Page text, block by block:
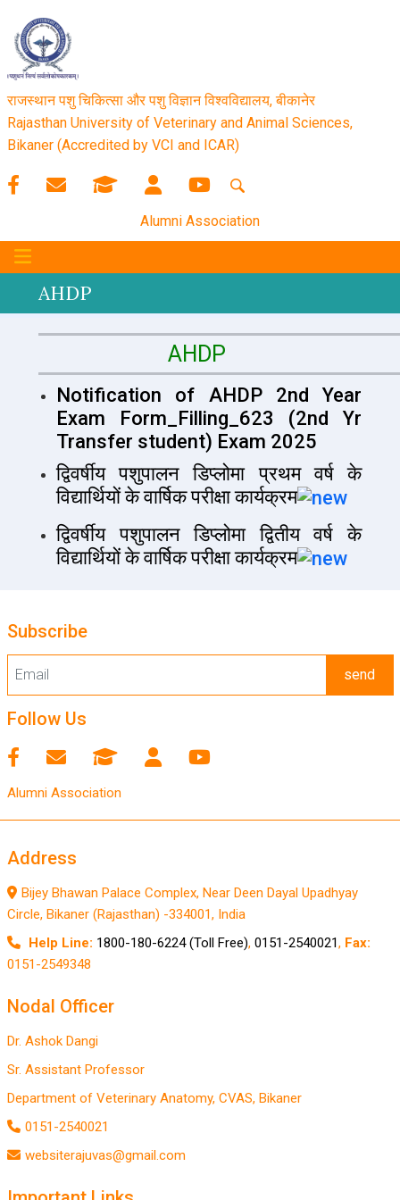
राजस्थान पशु चिकित्सा और पशु विज्ञान विश्‍वविद्यालय, बीकानेर
Rajasthan University of Veterinary and Animal Sciences,
Bikaner (Accredited by VCI and ICAR)
Alumni Association
AHDP
AHDP
Notification of AHDP 2nd Year
Exam Form_Filling_623 (2nd Yr
Transfer student) Exam 2025
द्विवर्षीय पशुपालन डिप्लोमा प्रथम वर्ष के
विद्यार्थियों के वार्षिक परीक्षा कार्यक्रम
द्विवर्षीय पशुपालन डिप्लोमा द्वितीय वर्ष के
विद्यार्थियों के वार्षिक परीक्षा कार्यक्रम
Subscribe
send
Follow Us
Alumni Association
Address
Bijey Bhawan Palace Complex, Near Deen Dayal Upadhyay
Circle, Bikaner (Rajasthan) -334001, India
Help Line: 1800-180-6224 (Toll Free), 0151-2540021, Fax:
0151-2549348
Nodal Officer
Dr. Ashok Dangi
Sr. Assistant Professor
Department of Veterinary Anatomy, CVAS, Bikaner
0151-2540021
websiterajuvas@gmail.com